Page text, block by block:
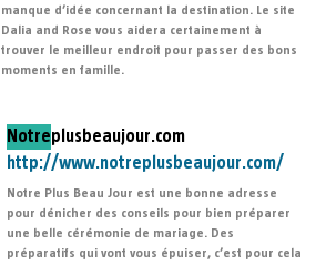
manque d’idée concernant la destination. Le site
Dalia and Rose vous aidera certainement à
trouver le meilleur endroit pour passer des bons
moments en famille.
Notreplusbeaujour.com
http://www.notreplusbeaujour.com/
Notre Plus Beau Jour est une bonne adresse
pour dénicher des conseils pour bien préparer
une belle cérémonie de mariage. Des
préparatifs qui vont vous épuiser, c’est pour cela